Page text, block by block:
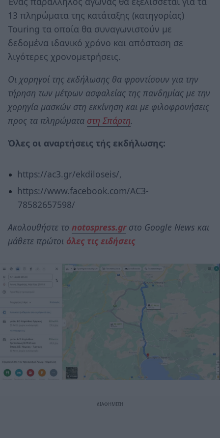
13 πληρώματα της κατάταξης (κατηγορίας)
Touring τα οποία θα συναγωνιστούν με
δεδομένα ιδανικό χρόνο και απόσταση σε
λιγότερες χρονομετρήσεις.
Οι χορηγοί της εκδήλωσης θα φροντίσουν για την
τήρηση των μέτρων ασφαλείας της πανδημίας με την
χορηγία μασκών στη εκκίνηση και με φιλοφρονήσεις
προς τα πληρώματα στη Σπάρτη.
Όλες οι αναρτήσεις τής εκδήλωσης:
https://ac3.gr/ekdiloseis/,
https://www.facebook.com/AC3-
78582657598/
Ακολουθήστε το notospress.grστο Google News και
μάθετε πρώτοι όλες τις ειδήσεις